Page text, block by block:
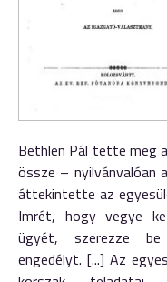
Bethlen Pál tette meg
össze – nyilvánvalóan
áttekintette az
Imrét, hogy vegye
ügyét, szerezze be
engedélyt. [...] Az